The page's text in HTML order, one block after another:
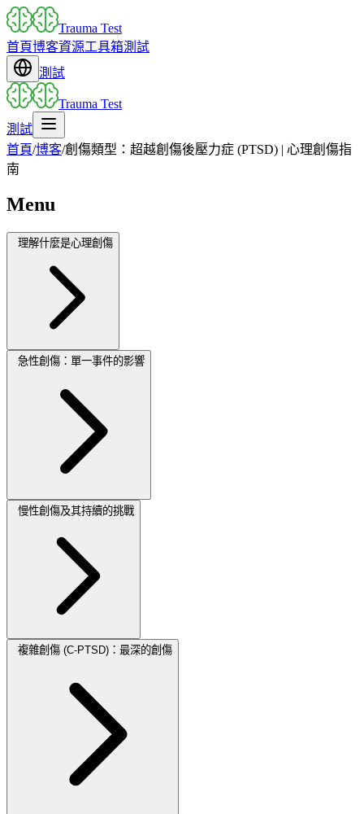
Trauma Test
首頁博客資源工具箱測試
測試
Trauma Test
測試
首頁/博客/創傷類型：超越創傷後壓力症 (PTSD) | 心理創傷指
南
Menu
理解什麼是心理創傷
急性創傷：單一事件的影響
慢性創傷及其持續的挑戰
複雜創傷 (C-PTSD)：最深的創傷